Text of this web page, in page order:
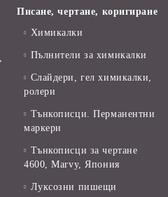
Писане, чертане, коригиране
Химикалки
Пълнители за химикалки
Слайдери, гел химикалки,
ролери
Тънкописци. Перманентни
маркери
Тънкописци за чертане
4600, Marvy, Япония
Луксозни пишещи